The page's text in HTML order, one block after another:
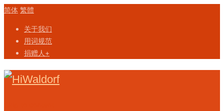
简体 繁體
关于我们
用词规范
捐赠人+